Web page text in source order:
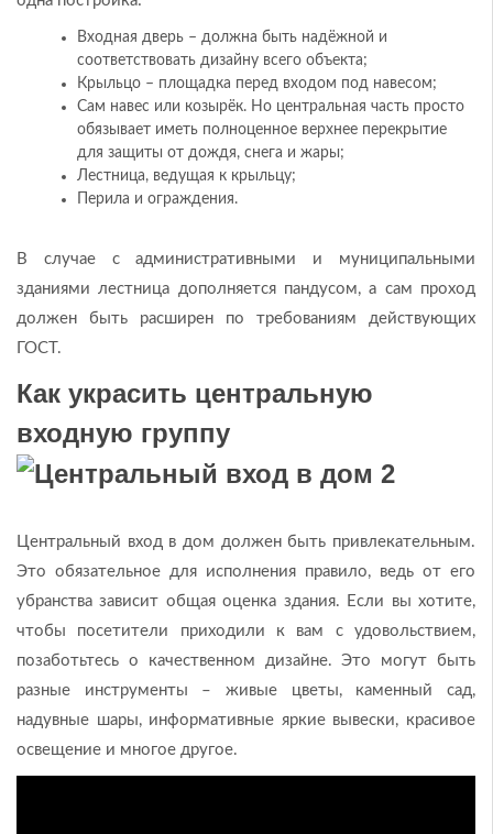
Входная дверь – должна быть надёжной и
соответствовать дизайну всего объекта;
Крыльцо – площадка перед входом под навесом;
Сам навес или козырёк. Но центральная часть просто
обязывает иметь полноценное верхнее перекрытие
для защиты от дождя, снега и жары;
Лестница, ведущая к крыльцу;
Перила и ограждения.
В случае с административными и муниципальными
зданиями лестница дополняется пандусом, а сам проход
должен быть расширен по требованиям действующих
ГОСТ.
Как украсить центральную
входную группу
Центральный вход в дом должен быть привлекательным.
Это обязательное для исполнения правило, ведь от его
убранства зависит общая оценка здания. Если вы хотите,
чтобы посетители приходили к вам с удовольствием,
позаботьтесь о качественном дизайне. Это могут быть
разные инструменты – живые цветы, каменный сад,
надувные шары, информативные яркие вывески, красивое
освещение и многое другое.